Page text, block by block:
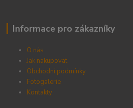
Informace pro zákazníky
O nás
Jak nakupovat
Obchodní podmínky
Fotogalerie
Kontakty